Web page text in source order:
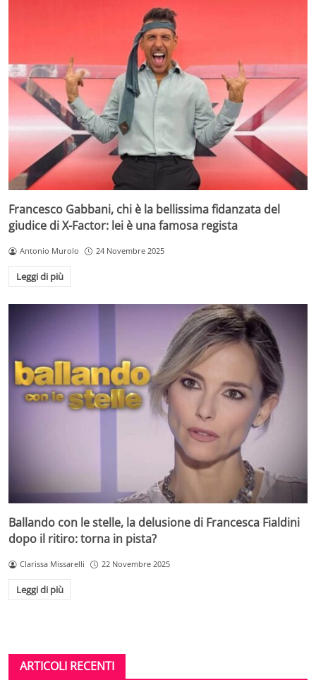
Francesco Gabbani, chi è la bellissima fidanzata del
giudice di X-Factor: lei è una famosa regista
Antonio Murolo 24 Novembre 2025
Leggi di più
Ballando con le stelle, la delusione di Francesca Fialdini
dopo il ritiro: torna in pista?
Clarissa Missarelli 22 Novembre 2025
Leggi di più
ARTICOLI RECENTI